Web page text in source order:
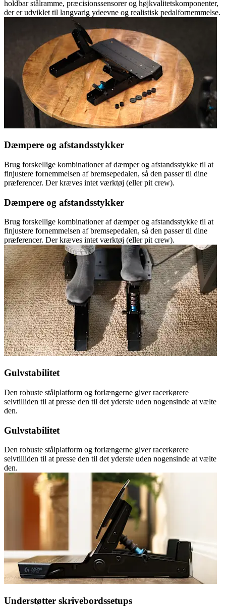
holdbar stålramme, præcisionssensorer og højkvalitetskomponenter,
der er udviklet til langvarig ydeevne og realistisk pedalfornemmelse.
Dæmpere og afstandsstykker
Brug forskellige kombinationer af dæmper og afstandsstykke til at
finjustere fornemmelsen af bremsepedalen, så den passer til dine
præferencer. Der kræves intet værktøj (eller pit crew).
Dæmpere og afstandsstykker
Brug forskellige kombinationer af dæmper og afstandsstykke til at
finjustere fornemmelsen af bremsepedalen, så den passer til dine
præferencer. Der kræves intet værktøj (eller pit crew).
Gulvstabilitet
Den robuste stålplatform og forlængerne giver racerkørere
selvtilliden til at presse den til det yderste uden nogensinde at vælte
den.
Gulvstabilitet
Den robuste stålplatform og forlængerne giver racerkørere
selvtilliden til at presse den til det yderste uden nogensinde at vælte
den.
Understøtter skrivebordssetups